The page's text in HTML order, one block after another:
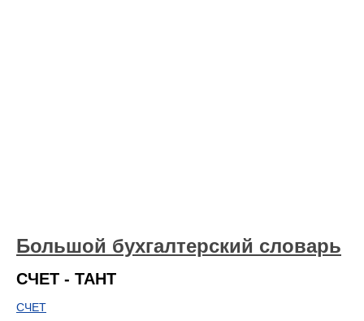
Большой бухгалтерский словарь
СЧЕТ - ТАНТ
СЧЕТ